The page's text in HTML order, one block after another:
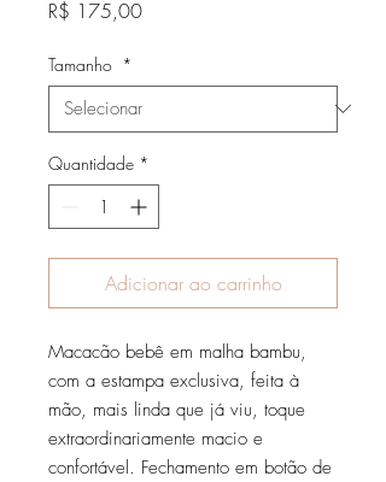
R$ 175,00Preço
Tamanho *
Quantidade *
Adicionar ao carrinho
Macacão bebê em malha bambu,
com a estampa exclusiva, feita à
mão, mais linda que já viu, toque
extraordinariamente macio e
confortável. Fechamento em botão de